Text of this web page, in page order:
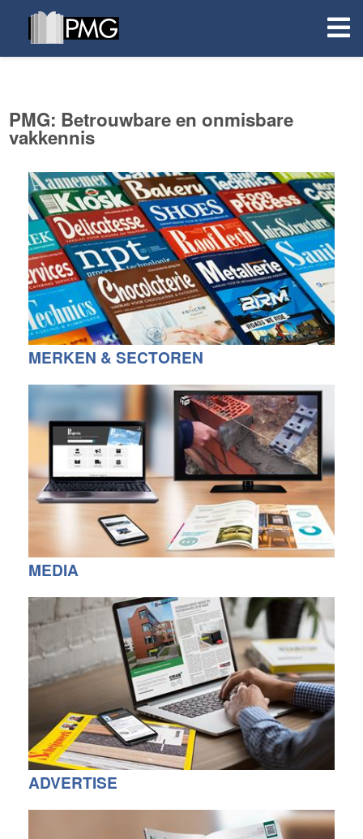
PMG: Betrouwbare en onmisbare
vakkennis
MERKEN & SECTOREN
MEDIA
ADVERTISE